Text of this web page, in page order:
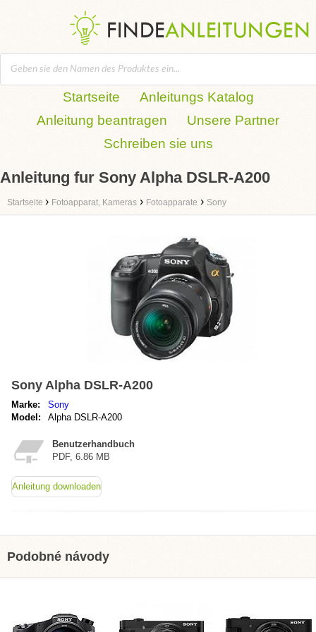
Startseite
Anleitungs Katalog
Anleitung beantragen
Unsere Partner
Schreiben sie uns
Anleitung fur Sony Alpha DSLR-A200
Startseite › Fotoapparat, Kameras › Fotoapparate › Sony
Sony Alpha DSLR-A200
Marke:
Sony
Model:
Alpha DSLR-A200
Benutzerhandbuch
PDF, 6.86 MB
Anleitung downloaden
Podobné návody